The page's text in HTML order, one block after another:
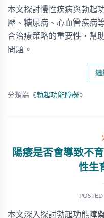
本文探討慢性疾病與勃起
壓、糖尿病、心血管疾病
合治療策略的重要性，幫
問題。
繼
分類為《勃起功能障礙》
陽痿是否會導致不
性生
本文深入探討勃起功能障